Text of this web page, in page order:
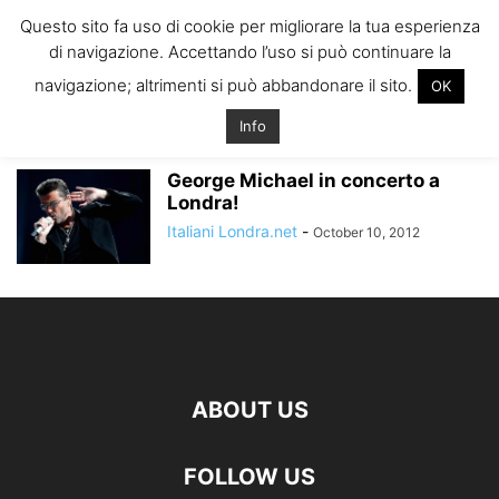
ITALIANI A
LONDRA
Il blog degli Italiani nella rebel city
Home Tags Prezzo george michael
prezzo george michael
George Michael in concerto a
Londra!
Italiani Londra.net - October 10, 2012
ABOUT US
FOLLOW US
Questo sito fa uso di cookie per migliorare la tua esperienza
di navigazione. Accettando l’uso si può continuare la
navigazione; altrimenti si può abbandonare il sito.
OK
Info